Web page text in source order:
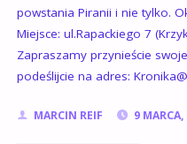
powstania Piranii i nie tylko.
Miejsce: ul.Rapackiego 7
Zapraszamy przynieście
podeślijcie na adres:
MARCIN REIF 9